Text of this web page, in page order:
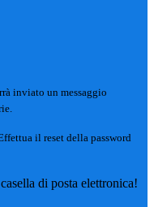
inviato un messaggio
il reset della password
di posta elettronica!